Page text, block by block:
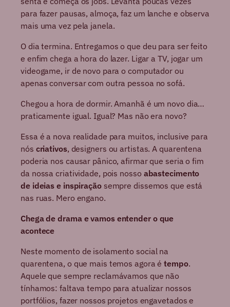
para fazer pausas, almoça, faz um lanche e observa
mais uma vez pela janela.
O dia termina. Entregamos o que deu para ser feito
e enfim chega a hora do lazer. Ligar a TV, jogar um
videogame, ir de novo para o computador ou
apenas conversar com outra pessoa no sofá.
Chegou a hora de dormir. Amanhã é um novo dia…
praticamente igual. Igual? Mas não era novo?
Essa é a nova realidade para muitos, inclusive para
nós criativos, designers ou artistas. A quarentena
poderia nos causar pânico, afirmar que seria o fim
da nossa criatividade, pois nosso abastecimento
de ideias e inspiraçãosempre dissemos que está
nas ruas. Mero engano.
Chega de drama e vamos entender o que
acontece
Neste momento de isolamento social na
quarentena, o que mais temos agora étempo.
Aquele que sempre reclamávamos que não
tínhamos: faltava tempo para atualizar nossos
portfólios, fazer nossos projetos engavetados e